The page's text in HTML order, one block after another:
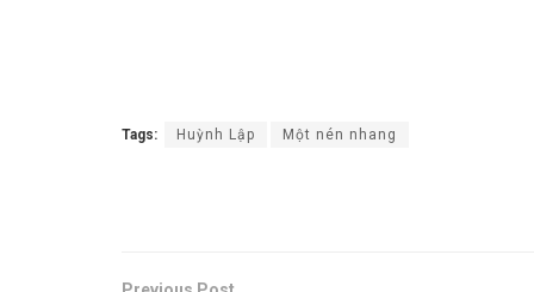
Tags: Huỳnh Lập Một nén nhang